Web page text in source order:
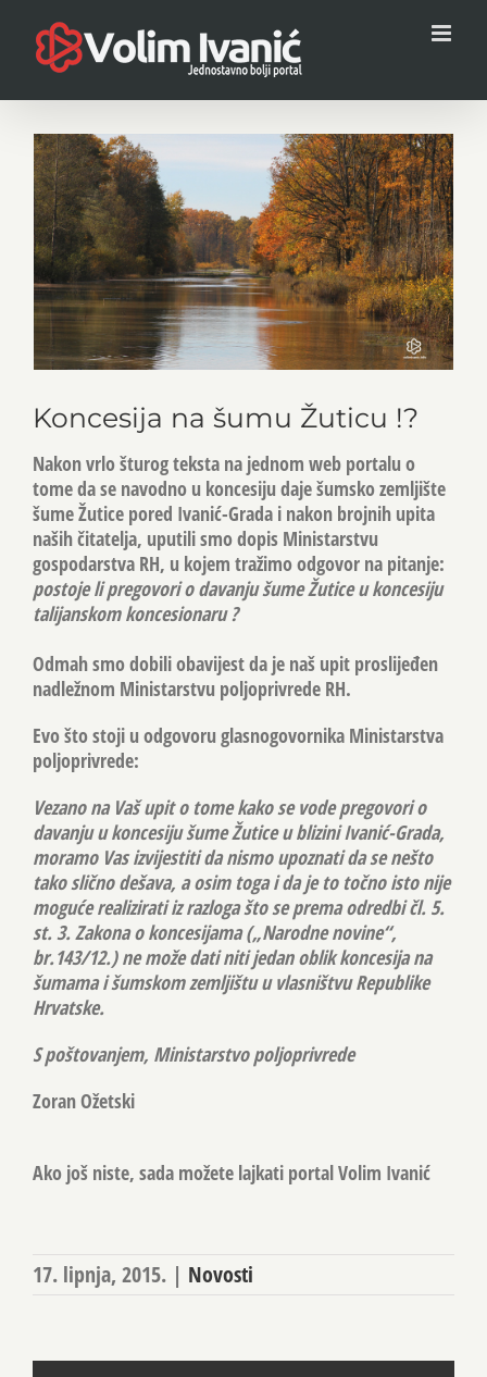
content
View
Larger
Image
Koncesija na šumu Žuticu !?
Nakon vrlo šturog teksta na jednom web portalu o
tome da se navodno u koncesiju daje šumsko zemljište
šume Žutice pored Ivanić-Grada i nakon brojnih upita
naših čitatelja, uputili smo dopis Ministarstvu
gospodarstva RH, u kojem tražimo odgovor na pitanje:
postoje li pregovori o davanju šume Žutice u koncesiju
talijanskom koncesionaru ?
Odmah smo dobili obavijest da je naš upit proslijeđen
nadležnom Ministarstvu poljoprivrede RH.
Evo što stoji u odgovoru glasnogovornika Ministarstva
poljoprivrede:
Vezano na Vaš upit o tome kako se vode pregovori o
davanju u koncesiju šume Žutice u blizini Ivanić-Grada,
moramo Vas izvijestiti da nismo upoznati da se nešto
tako slično dešava, a osim toga i da je to točno isto nije
moguće realizirati iz razloga što se prema odredbi čl. 5.
st. 3. Zakona o koncesijama („Narodne novine“,
br.143/12.) ne može dati niti jedan oblik koncesija na
šumama i šumskom zemljištu u vlasništvu Republike
Hrvatske.
S poštovanjem, Ministarstvo poljoprivrede
Zoran Ožetski
Ako još niste, sada možete lajkati portal Volim Ivanić
17. lipnja, 2015. | Novosti